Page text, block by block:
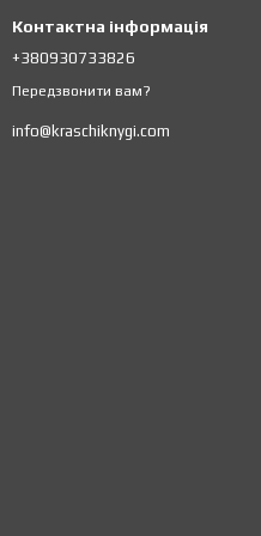
Контактна інформація
+380930733826
Передзвонити вам?
info@kraschiknygi.com